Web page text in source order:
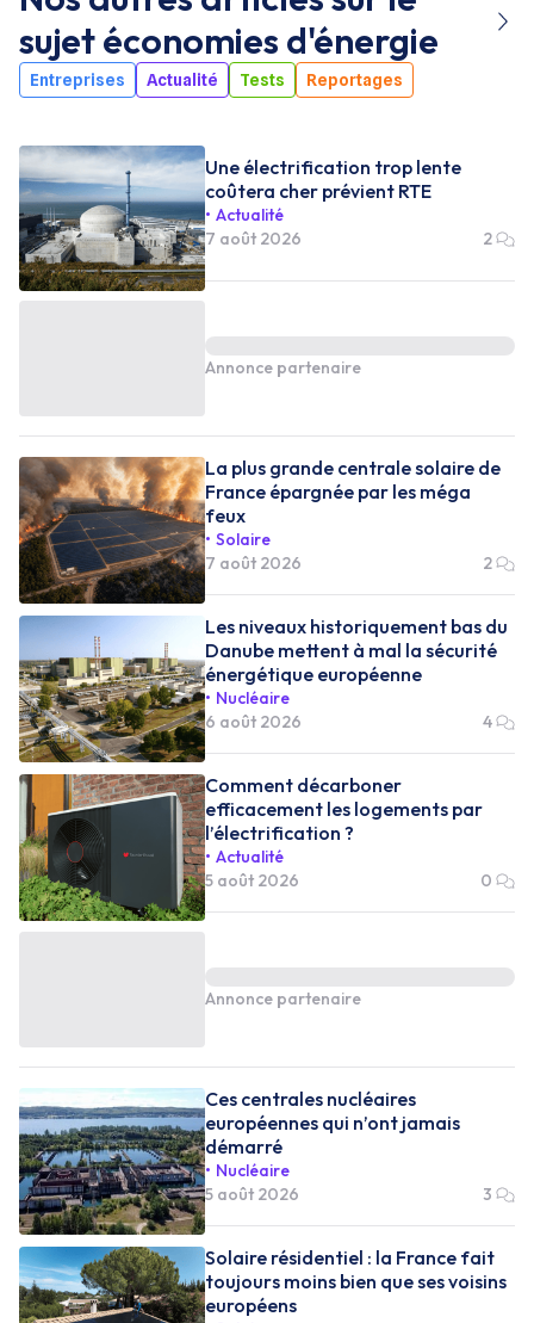
sujetéconomies d'énergie
Entreprises Actualité Tests Reportages
Une électrification trop lente
coûtera cher prévient RTE
Actualité
7 août 2026
2
Annonce partenaire
La plus grande centrale solaire de
France épargnée par les méga
feux
Solaire
7 août 2026
2
Les niveaux historiquement bas du
Danube mettent à mal la sécurité
énergétique européenne
Nucléaire
6 août 2026
4
Comment décarboner
efficacement les logements par
l’électrification ?
Actualité
5 août 2026
0
Annonce partenaire
Ces centrales nucléaires
européennes qui n’ont jamais
démarré
Nucléaire
5 août 2026
3
Solaire résidentiel : la France fait
toujours moins bien que ses voisins
européens